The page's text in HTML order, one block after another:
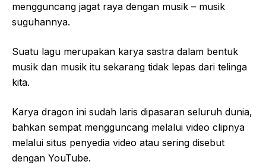
mengguncang jagat raya dengan musik – musik
suguhannya.
Suatu lagu merupakan karya sastra dalam bentuk
musik dan musik itu sekarang tidak lepas dari telinga
kita.
Karya dragon ini sudah laris dipasaran seluruh dunia,
bahkan sempat mengguncang melalui video clipnya
melalui situs penyedia video atau sering disebut
dengan YouTube.